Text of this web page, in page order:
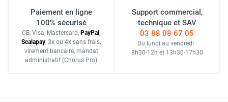
Paiement en ligne
100% sécurisé
CB, Visa, Mastercard, PayPal ,
Scalapay, 3x ou 4x sans frais,
virement bancaire, mandat
administratif (Chorus Pro)
Support commercial,
technique et SAV
03 88 08 67 05
Du lundi au vendredi :
8h30-12h et 13h30-17h30